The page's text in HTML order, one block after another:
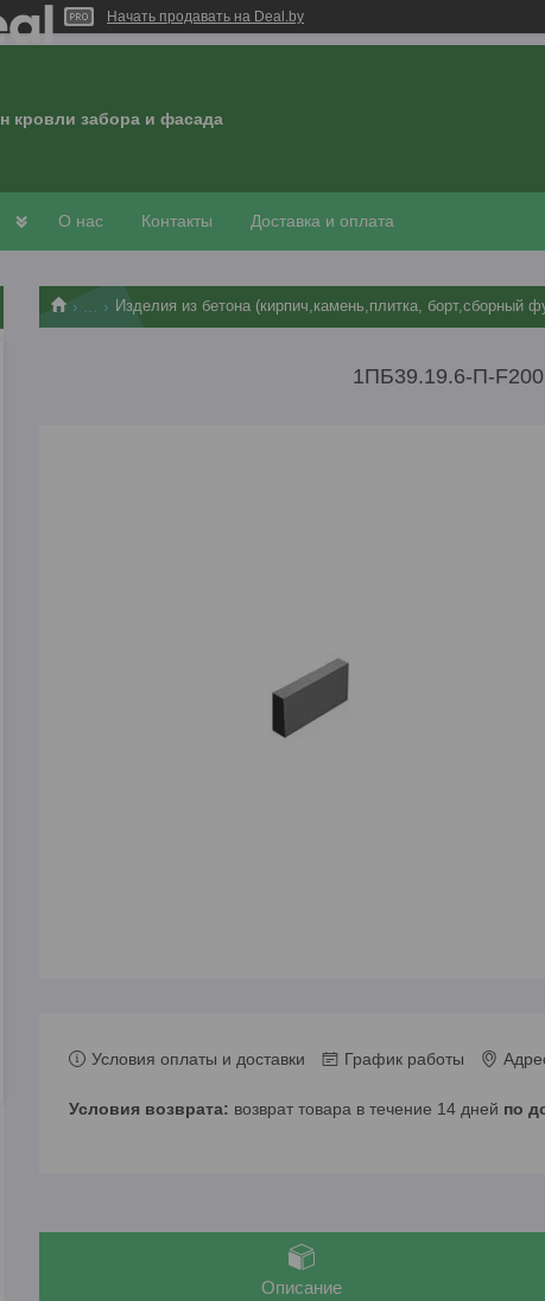
Начать продавать на Deal.by
кровли забора и фасада
О нас Контакты Доставка и оплата
Изделия из бетона (кирпич,камень,плитка, борт,сборный
1ПБ39.19.6-П-
Условия оплаты и доставки График работы
возврат товара в течение 14 дней по
Описание